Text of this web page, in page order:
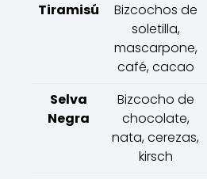
Tiramisú
Bizcochos de
soletilla,
mascarpone,
café, cacao
Selva
Negra
Bizcocho de
chocolate,
nata, cerezas,
kirsch